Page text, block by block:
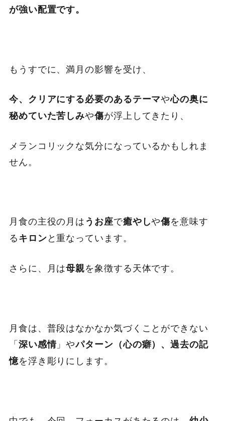
が強い配置です。
もうすでに、満月の影響を受け、
今、クリアにする必要のあるテーマや心の奥に
秘めていた苦しみや傷が浮上してきたり、
メランコリックな気分になっているかもしれま
せん。
月食の主役の月はうお座で癒やしや傷を意味す
るキロンと重なっています。
さらに、月は母親を象徴する天体です。
月食は、普段はなかなか気づくことができない
「深い感情」やパターン（心の癖）、過去の記
憶を浮き彫りにします。